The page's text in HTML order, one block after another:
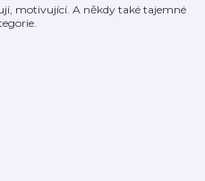
motivující. A někdy také tajemné